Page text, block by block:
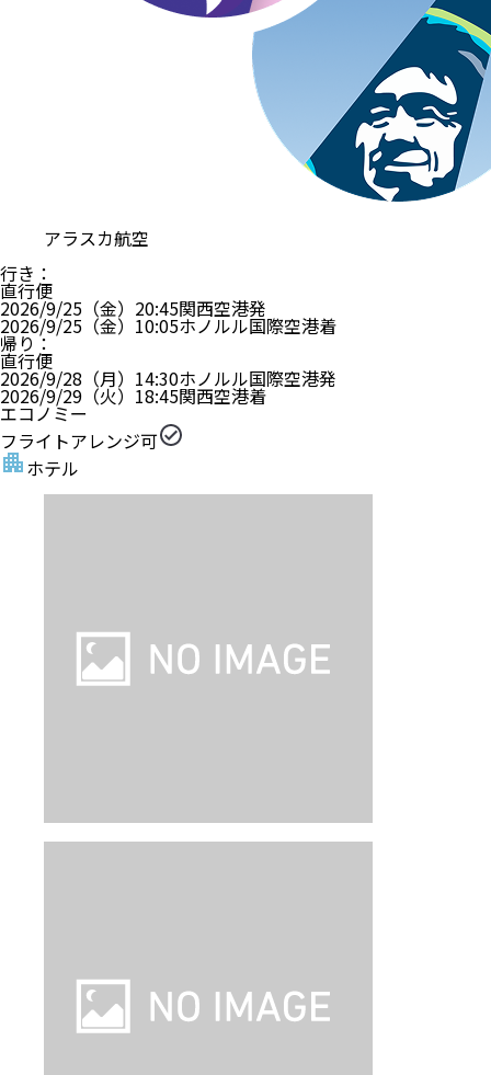
アラスカ航空
行き ：
直行便
2026/9/25（金） 20:45関西空港発
2026/9/25（金） 10:05ホノルル国際空港着
帰り ：
直行便
2026/9/28（月） 14:30ホノルル国際空港発
2026/9/29（火） 18:45関西空港着
エコノミー
フライトアレンジ可
ホテル